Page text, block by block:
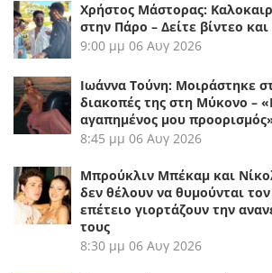
Χρήστος Μάστορας:
στην Πάρο – Δείτε βίντεο
9:00 μμ 06 Αυγ 2026
Ιωάννα Τούνη: Μοιράστηκε
διακοπές της στη Μύκονο –
αγαπημένος μου
8:45 μμ 06 Αυγ 2026
Μπρούκλιν Μπέκαμ και
δεν θέλουν να θυμούνται
επέτειο γιορτάζουν την
τους
8:30 μμ 06 Αυγ 2026